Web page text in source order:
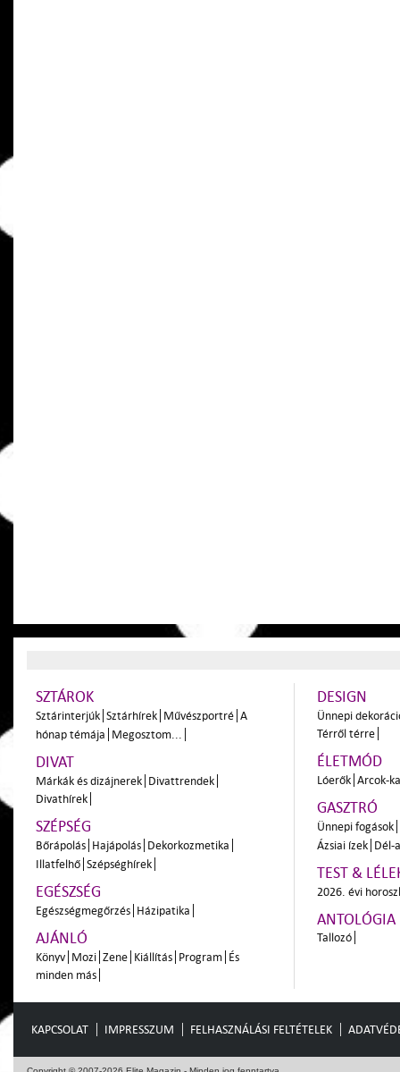
SZTÁROK
Sztárinterjúk Sztárhírek Művészportré A
hónap témája Megosztom...
DIVAT
Márkák és dizájnerek Divattrendek
Divathírek
SZÉPSÉG
Bőrápolás Hajápolás Dekorkozmetika
Illatfelhő Szépséghírek
EGÉSZSÉG
Egészségmegőrzés Házipatika
AJÁNLÓ
Könyv Mozi Zene Kiállítás Program És
minden más
DESIGN
Ünnepi
Térről térre
ÉLETMÓD
Lóerők Arcok-
GASZTRÓ
Ünnepi fogások
Ázsiai ízek Dél-
TEST &
2026. évi
ANTOLÓGIA
Tallozó
KAPCSOLAT IMPRESSZUM FELHASZNÁLÁSI FELTÉTELEK